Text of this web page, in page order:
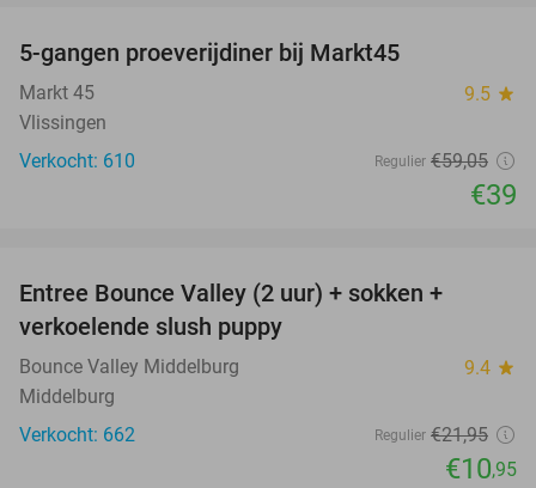
5-gangen proeverijdiner bij Markt45
Markt 45 9.5 star
Vlissingen
Verkocht: 610
Regulier €59,05
€39
Entree Bounce Valley (2 uur) + sokken +
verkoelende slush puppy
Bounce Valley Middelburg 9.4 star
Middelburg
Verkocht: 662
Regulier €21,95
€10,95